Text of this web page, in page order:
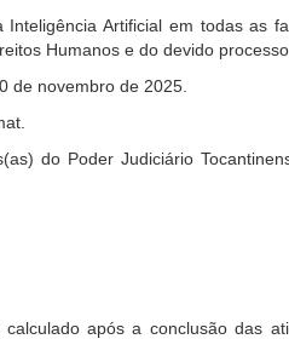
Artificial em todas
Humanos e do devido processo
de novembro de 2025.
do Poder Judiciário
após a conclusão das